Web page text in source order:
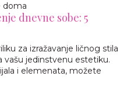
doma
dnevne sobe: 5
za izražavanje ličnog stila
vašu jedinstvenu estetiku.
i elemenata, možete